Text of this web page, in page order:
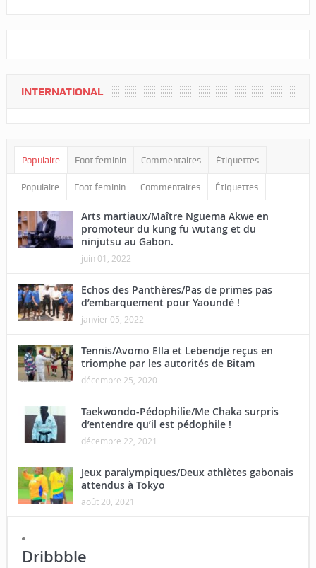
INTERNATIONAL
Populaire Foot feminin Commentaires Étiquettes
Populaire Foot feminin Commentaires Étiquettes
Arts martiaux/Maître Nguema Akwe en
promoteur du kung fu wutang et du
ninjutsu au Gabon.
juin 01, 2022
Echos des Panthères/Pas de primes pas
d’embarquement pour Yaoundé !
janvier 05, 2022
Tennis/Avomo Ella et Lebendje reçus en
triomphe par les autorités de Bitam
décembre 25, 2020
Taekwondo-Pédophilie/Me Chaka surpris
d’entendre qu’il est pédophile !
décembre 22, 2021
Jeux paralympiques/Deux athlètes gabonais
attendus à Tokyo
août 20, 2021
Dribbble